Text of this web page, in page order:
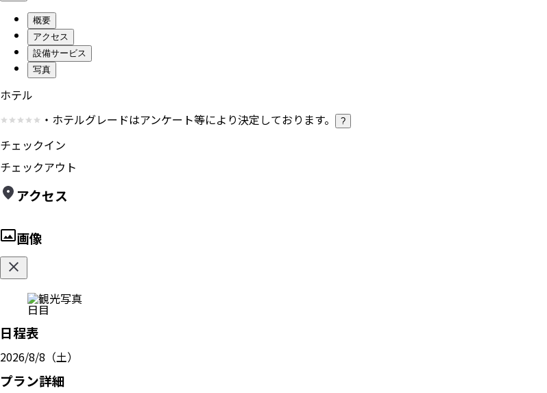
概要
アクセス
設備サービス
写真
ホテル
・ホテルグレードはアンケート等により決定しております。
?
チェックイン
チェックアウト
アクセス
画像
日目
日程表
2026/8/8（土）
プラン詳細